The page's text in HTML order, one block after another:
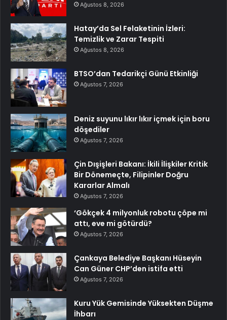
Ağustos 8, 2026
Hatay’da Sel Felaketinin İzleri:
Temizlik ve Zarar Tespiti
Ağustos 8, 2026
BTSO’dan Tedarikçi Günü Etkinliği
Ağustos 7, 2026
Deniz suyunu lıkır lıkır içmek için boru
döşediler
Ağustos 7, 2026
Çin Dışişleri Bakanı: İkili İlişkiler Kritik
Bir Dönemeçte, Filipinler Doğru
Kararlar Almalı
Ağustos 7, 2026
‘Gökçek 4 milyonluk robotu çöpe mi
attı, eve mi götürdü?
Ağustos 7, 2026
Çankaya Belediye Başkanı Hüseyin
Can Güner CHP’den istifa etti
Ağustos 7, 2026
Kuru Yük Gemisinde Yüksekten Düşme
İhbarı